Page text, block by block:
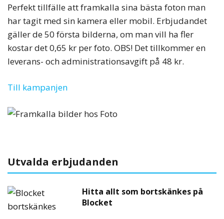
Perfekt tillfälle att framkalla sina bästa foton man
har tagit med sin kamera eller mobil. Erbjudandet
gäller de 50 första bilderna, om man vill ha fler
kostar det 0,65 kr per foto. OBS! Det tillkommer en
leverans- och administrationsavgift på 48 kr.
Till kampanjen
Utvalda erbjudanden
Hitta allt som bortskänkes på
Blocket